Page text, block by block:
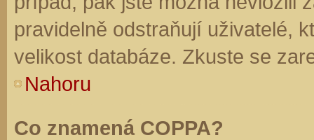
pravidelně odstraňují uživatelé,
velikost databáze. Zkuste se
Nahoru
Co znamená COPPA?